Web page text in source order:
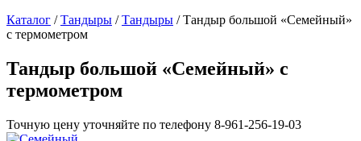
Каталог /Тандыры /Тандыры / Тандыр большой «Семейный»
с термометром
Тандыр большой «Семейный» с
термометром
Точную цену уточняйте по телефону 8-961-256-19-03